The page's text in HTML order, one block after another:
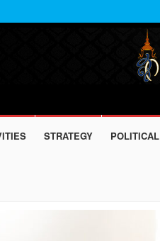
STRATEGY POLITICAL